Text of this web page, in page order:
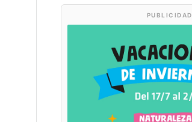
PUBLICIDAD